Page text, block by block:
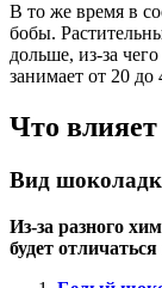
В то же время в
бобы.
дольше, из-за
занимает от 20 до
Что
Вид
Из-за разного
будет